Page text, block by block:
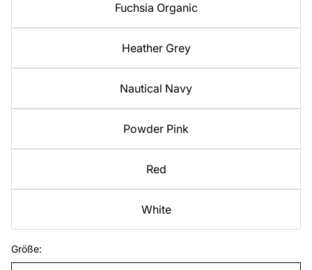
Fuchsia Organic
Heather Grey
Nautical Navy
Powder Pink
Red
White
Größe: